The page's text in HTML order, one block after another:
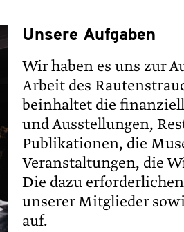
Unsere Aufgaben
Wir haben es uns zur
Arbeit des
beinhaltet die
und Ausstellungen,
Publikationen, die
Veranstaltungen, die
Die dazu
unserer Mitglieder
auf.